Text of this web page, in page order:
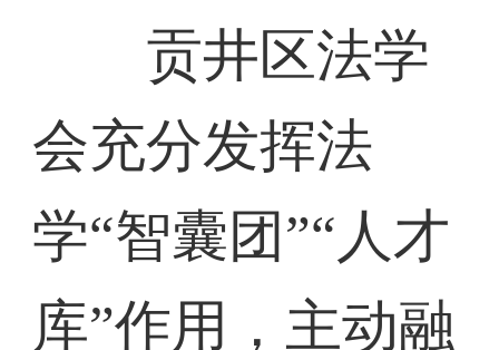
贡井区法学
会充分发挥法
学“智囊团”“人才
库”作用，主动融